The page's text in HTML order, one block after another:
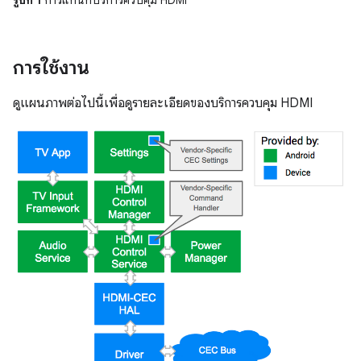
การใช้งาน
ดูแผนภาพต่อไปนี้เพื่อดูรายละเอียดของบริการควบคุม HDMI